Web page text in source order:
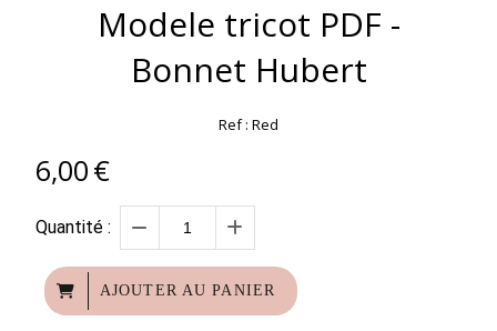
Modele tricot PDF -
Bonnet Hubert
Ref : Red
6,00€
Quantité :
AJOUTER AU PANIER